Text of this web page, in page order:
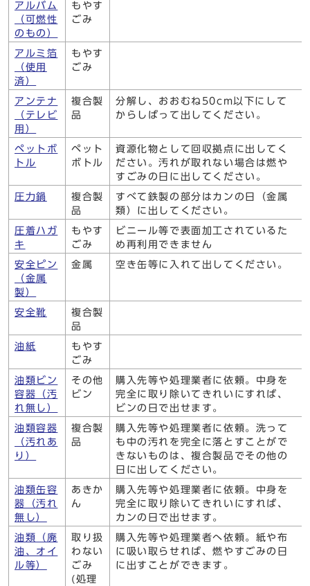
アルバム
（可燃性
のもの）
もやす
ごみ
アルミ箔
（使用
済）
もやす
ごみ
アンテナ
（テレビ
用）
複合製
品
分解し、おおむね50cm以下にして
からしばって出してください。
ペットボ
トル
ペット
ボトル
資源化物として回収拠点に出してく
ださい。汚れが取れない場合は燃や
すごみの日に出してください。
圧力鍋
複合製
品
すべて鉄製の部分はカンの日（金属
類）に出してください。
圧着ハガ
キ
もやす
ごみ
ビニール等で表面加工されているた
め再利用できません
安全ピン
（金属
製）
金属 空き缶等に入れて出してください。
安全靴
複合製
品
油紙
もやす
ごみ
油類ビン
容器（汚
れ無し）
その他
ビン
購入先等や処理業者に依頼。中身を
完全に取り除いてきれいにすれば、
ビンの日で出せます。
油類容器
（汚れあ
り）
複合製
品
購入先等や処理業者に依頼。洗って
も中の汚れを完全に落とすことがで
きないものは、複合製品でその他の
日に出してください。
油類缶容
器（汚れ
無し）
あきか
ん
購入先等や処理業者に依頼。中身を
完全に取り除いてきれいにすれば、
カンの日で出せます。
油類（廃
油、オイ
ル等）
取り扱
わない
ごみ
(処理
購入先等や処理業者へ依頼。紙や布
に吸い取らせれば、燃やすごみの日
に出すことができます。